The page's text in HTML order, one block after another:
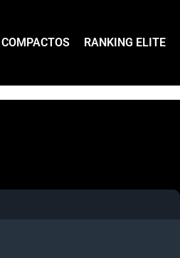
COMPACTOS RANKING ELITE